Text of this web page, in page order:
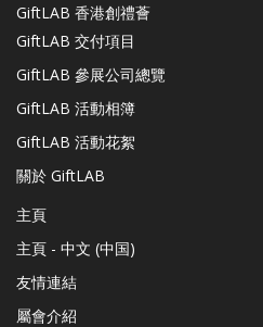
GiftLAB 香港創禮薈
GiftLAB 交付項目
GiftLAB 參展公司總覽
GiftLAB 活動相簿
GiftLAB 活動花絮
關於 GiftLAB
主頁
主頁 - 中文 (中国)
友情連結
屬會介紹